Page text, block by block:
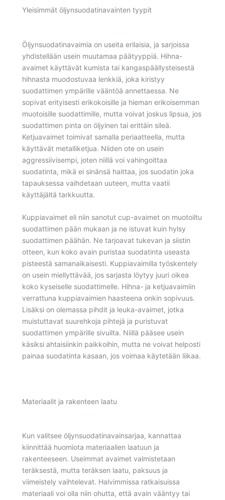
Yleisimmät öljynsuodatinavainten tyypit
Öljynsuodatinavaimia on useita erilaisia, ja sarjoissa
yhdistellään usein muutamaa päätyyppiä. Hihna-
avaimet käyttävät kumista tai kangaspäällysteisestä
hihnasta muodostuvaa lenkkiä, joka kiristyy
suodattimen ympärille vääntöä annettaessa. Ne
sopivat erityisesti erikokoisille ja hieman erikoisemman
muotoisille suodattimille, mutta voivat joskus lipsua, jos
suodattimen pinta on öljyinen tai erittäin sileä.
Ketjuavaimet toimivat samalla periaatteella, mutta
käyttävät metalliketjua. Niiden ote on usein
aggressiivisempi, joten niillä voi vahingoittaa
suodatinta, mikä ei sinänsä haittaa, jos suodatin joka
tapauksessa vaihdetaan uuteen, mutta vaatii
käyttäjältä tarkkuutta.
Kuppiavaimet eli niin sanotut cup-avaimet on muotoiltu
suodattimen pään mukaan ja ne istuvat kuin hylsy
suodattimen päähän. Ne tarjoavat tukevan ja siistin
otteen, kun koko avain puristaa suodatinta useasta
pisteestä samanaikaisesti. Kuppiavaimilla työskentely
on usein miellyttävää, jos sarjasta löytyy juuri oikea
koko kyseiselle suodattimelle. Hihna- ja ketjuavaimiin
verrattuna kuppiavaimien haasteena onkin sopivuus.
Lisäksi on olemassa pihdit ja leuka-avaimet, jotka
muistuttavat suurehkoja pihtejä ja puristuvat
suodattimen ympärille sivuilta. Niillä pääsee usein
käsiksi ahtaisiinkin paikkoihin, mutta ne voivat helposti
painaa suodatinta kasaan, jos voimaa käytetään liikaa.
Materiaalit ja rakenteen laatu
Kun valitsee öljynsuodatinavainsarjaa, kannattaa
kiinnittää huomiota materiaalien laatuun ja
rakenteeseen. Useimmat avaimet valmistetaan
teräksestä, mutta teräksen laatu, paksuus ja
viimeistely vaihtelevat. Halvimmissa ratkaisuissa
materiaali voi olla niin ohutta, että avain vääntyy tai